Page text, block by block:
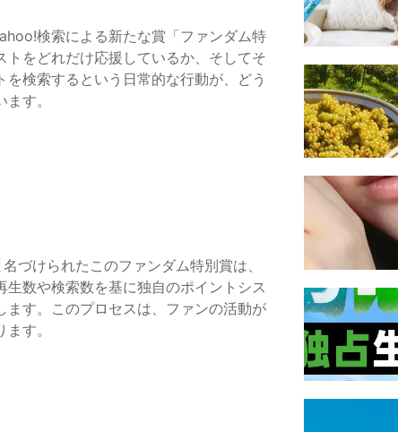
検索による新たな賞「ファンダム特
をどれだけ応援しているか、そしてそ
検索するという日常的な行動が、どう
す。
けられたこのファンダム特別賞は、
数や検索数を基に独自のポイントシス
す。このプロセスは、ファンの活動が
す。